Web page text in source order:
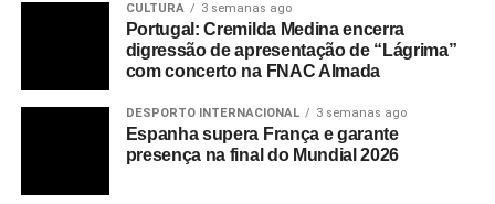
CULTURA 3 semanas ago
Portugal: Cremilda Medina encerra
digressão de apresentação de “Lágrima”
com concerto na FNAC Almada
DESPORTO INTERNACIONAL 3 semanas ago
Espanha supera França e garante
presença na final do Mundial 2026